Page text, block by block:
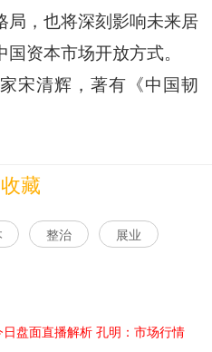
局，也将深刻影响未来居
资本市场开放方式。
清辉，著有《中国韧
收藏
整治 展业
日盘面直播解析 孔明：市场行情